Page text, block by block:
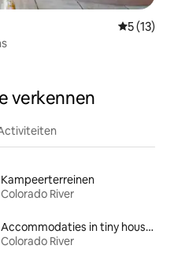
5 (13)
verkennen
Kampeerterreinen
Colorado River
Accommodaties in tiny houses
Colorado River